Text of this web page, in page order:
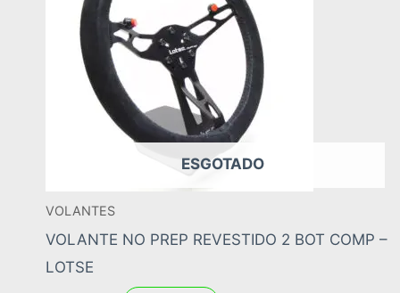
ESGOTADO
VOLANTES
VOLANTE NO PREP REVESTIDO 2 BOT COMP –
LOTSE